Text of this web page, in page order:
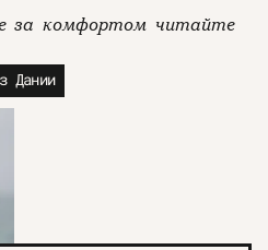
за комфортом читайте
Дании